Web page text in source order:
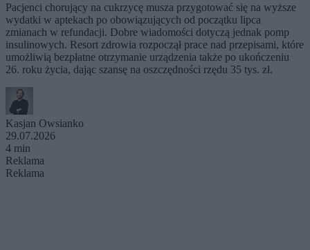
Pacjenci chorujący na cukrzycę musza przygotować się na wyższe
wydatki w aptekach po obowiązujących od początku lipca
zmianach w refundacji. Dobre wiadomości dotyczą jednak pomp
insulinowych. Resort zdrowia rozpoczął prace nad przepisami, które
umożliwią bezpłatne otrzymanie urządzenia także po ukończeniu
26. roku życia, dając szansę na oszczędności rzędu 35 tys. zł.
Kasjan Owsianko
29.07.2026
4 min
Reklama
Reklama